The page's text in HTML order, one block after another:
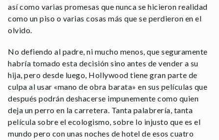
así como varias promesas que nunca se hicieron realidad
como un piso o varias cosas más que se perdieron en el
olvido.
No defiendo al padre, ni mucho menos, que seguramente
habría tomado esta decisión sino antes de vender a su
hija, pero desde luego, Hollywood tiene gran parte de
culpa al usar «mano de obra barata» en sus películas que
después podrán deshacerse impunemente como quien
deja un perro en la carretera. Tanta palabrería, tanta
película sobre el ecologismo, sobre lo injusto que es el
mundo pero con unas noches de hotel de esos cuatro